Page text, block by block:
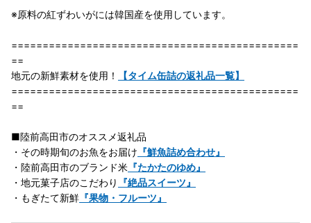
※原料の紅ずわいがには韓国産を使用しています。
==============================================
==
地元の新鮮素材を使用！
【タイム缶詰の返礼品一覧】
==============================================
==
■陸前高田市のオススメ返礼品
・その時期旬のお魚をお届け 『鮮魚詰め合わせ』
・陸前高田市のブランド米 『たかたのゆめ』
・地元菓子店のこだわり
『絶品スイーツ』
・もぎたて新鮮 『果物・フルーツ』